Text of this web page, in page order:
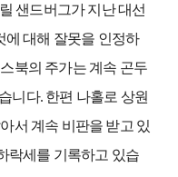
샌드버그가 지난 대선
에 대해 잘못을 인정하
북의 주가는 계속 곤두
니다. 한편 나홀로 상원
서 계속 비판을 받고 있
락세를 기록하고 있습